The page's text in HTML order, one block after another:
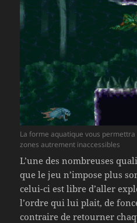
La forme aquatique vous
zones autrement inaccessibles
L’une des nombreuses
que le jeu n’impose plus
celui-ci est libre d’aller
l’ordre qui lui plait, de
contraire de retourner